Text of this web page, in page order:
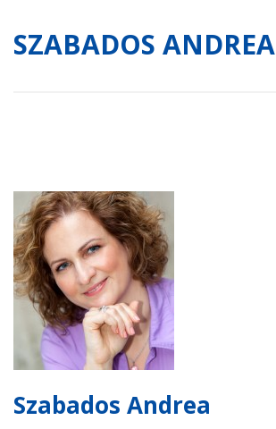
SZABADOS ANDREA
Szabados Andrea